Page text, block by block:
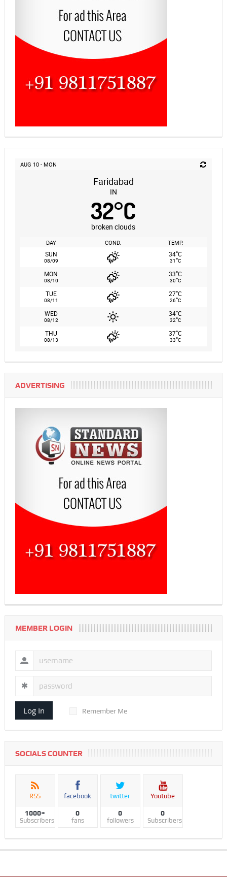
AUG 10 - MON
Faridabad
IN
32°C
broken clouds
DAY COND. TEMP.
SUN
08/09
34°C
31°C
MON
08/10
33°C
30°C
TUE
08/11
27°C
26°C
WED
08/12
34°C
32°C
THU
08/13
37°C
33°C
ADVERTISING
MEMBER LOGIN
Log In Remember Me
SOCIALS COUNTER
RSS
1000+
Subscribers
facebook
0
fans
twitter
0
followers
Youtube
0
Subscribers